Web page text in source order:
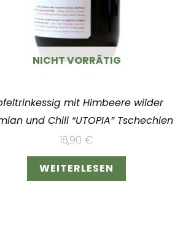
NICHT VORRÄTIG
mit Himbeere wilder
und Chili “UTOPIA” Tschechien
16,90€
WEITERLESEN